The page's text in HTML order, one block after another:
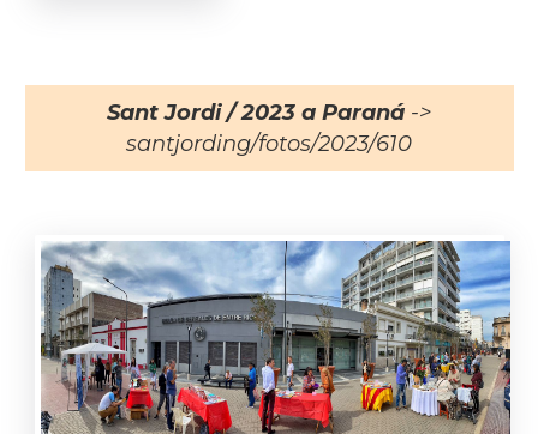
Sant Jordi / 2023 a Paraná ->
santjording/fotos/2023/610